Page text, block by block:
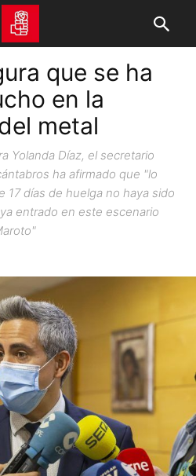
que se ha
en la
metal
Yolanda Díaz, el secretario
ha afirmado que "lo
días de huelga no haya sido
entrado en este escenario